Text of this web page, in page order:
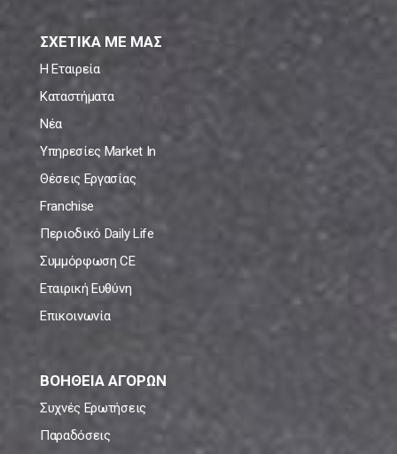
ΣΧΕΤΙΚΑ ΜΕ ΜΑΣ
Η Εταιρεία
Καταστήματα
Νέα
Υπηρεσίες Market In
Θέσεις Εργασίας
Franchise
Περιοδικό Daily Life
Συμμόρφωση CE
Εταιρική Ευθύνη
Επικοινωνία
ΒΟΗΘΕΙΑ ΑΓΟΡΩΝ
Συχνές Ερωτήσεις
Παραδόσεις